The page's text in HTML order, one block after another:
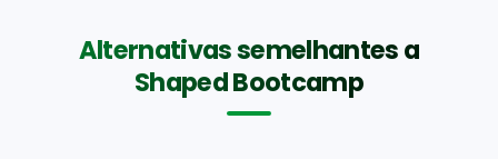
Alternativas semelhantes a
Shaped Bootcamp